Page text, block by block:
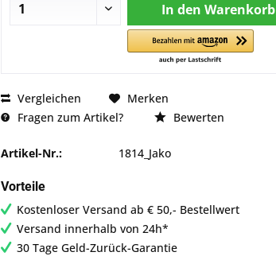
In den Warenkorb
Vergleichen
Merken
Fragen zum Artikel?
Bewerten
Artikel-Nr.: 1814_Jako
Vorteile
Kostenloser Versand ab € 50,- Bestellwert
Versand innerhalb von 24h*
30 Tage Geld-Zurück-Garantie